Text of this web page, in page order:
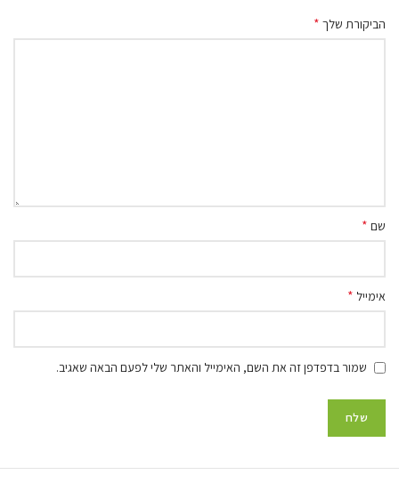
הביקורת שלך *
שם *
אימייל *
שמור בדפדפן זה את השם, האימייל והאתר שלי לפעם הבאה שאגיב.